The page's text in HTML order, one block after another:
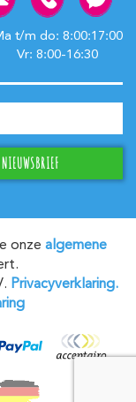
t/m do: 8:00:17:00
Vr: 8:00-16:30
onze algemene
Privacyverklaring.